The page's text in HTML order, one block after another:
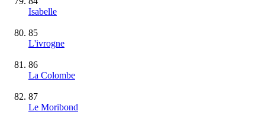
Isabelle
85
L'ivrogne
86
La Colombe
87
Le Moribond